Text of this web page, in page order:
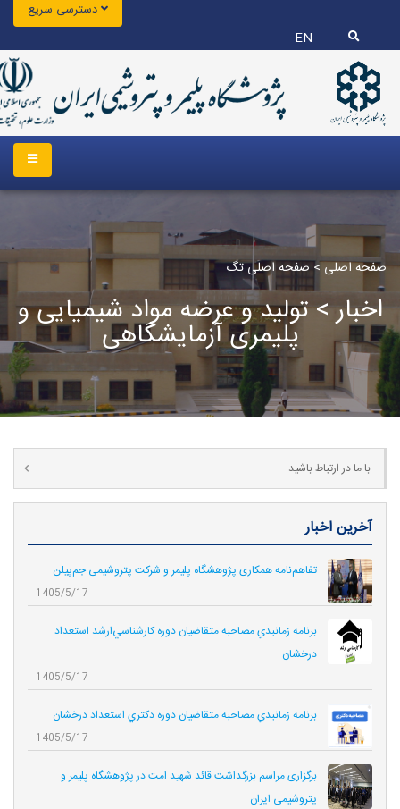
EN
دسترسی سریع
اخبار > تولید و عرضه مواد شیمیایی و
پلیمری آزمایشگاهی
صفحه اصلی>صفحه اصلی تگ
با ما در ارتباط باشید
آخرین اخبار
تفاهم‌نامه همکاری پژوهشگاه پلیمر و شرکت پتروشیمی جم‌پیلن
1405/5/17
برنامه زمانبدي مصاحبه متقاضيان دوره كارشناسي‌ارشد استعداد
درخشان
1405/5/17
برنامه زمانبدي مصاحبه متقاضيان دوره دكتري استعداد درخشان
1405/5/17
برگزاری مراسم بزرگداشت قائد شهید امت در پژوهشگاه پلیمر و
پتروشیمی ایران